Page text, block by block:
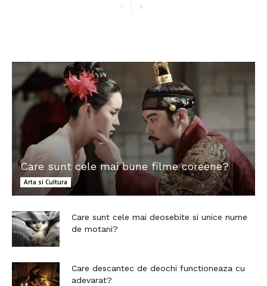
Care sunt cele mai bune filme coreene?
Arta si Cultura
Care sunt cele mai deosebite si unice nume
de motani?
Care descantec de deochi functioneaza cu
adevarat?